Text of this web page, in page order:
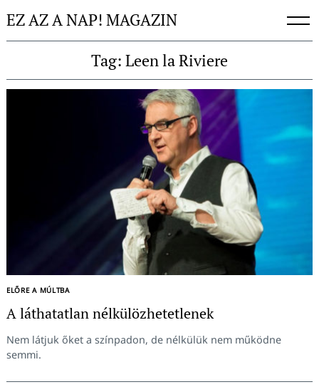
toEZ AZ A NAP! MAGAZIN
Tag: Leen la Riviere
ELŐRE A MÚLTBA
A láthatatlan nélkülözhetetlenek
Nem látjuk őket a színpadon, de nélkülük nem működne
semmi.